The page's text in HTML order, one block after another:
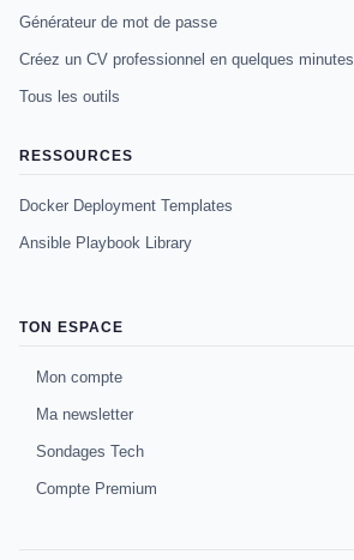
Générateur de mot de passe
Créez un CV professionnel en quelques minutes
Tous les outils
RESSOURCES
Docker Deployment Templates
Ansible Playbook Library
TON ESPACE
Mon compte
Ma newsletter
Sondages Tech
Compte Premium